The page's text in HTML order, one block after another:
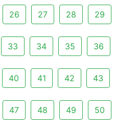
26 27 28 29
33 34 35 36
40 41 42 43
47 48 49 50